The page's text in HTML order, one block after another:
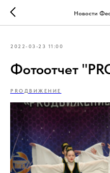
Новости
2022-03-23 11:00
Фотоотчет
PROДВИЖЕНИЕ